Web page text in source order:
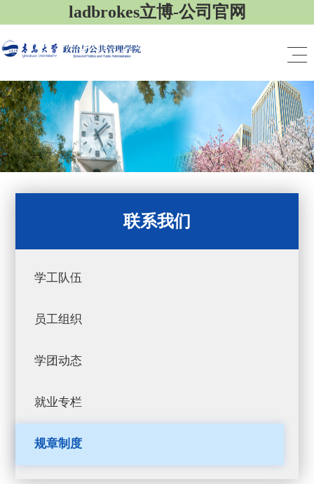
ladbrokes立博-公司官网
联系我们
学工队伍
员工组织
学团动态
就业专栏
规章制度